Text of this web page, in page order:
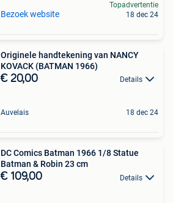
Bezoek website
Topadvertentie
18 dec 24
Originele handtekening van NANCY
KOVACK (BATMAN 1966)
€ 20,00 Details
Auvelais 18 dec 24
DC Comics Batman 1966 1/8 Statue
Batman & Robin 23 cm
€ 109,00 Details